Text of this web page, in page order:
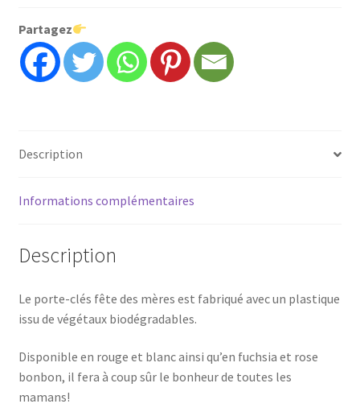
fête
des
mères
Partagez
Description
Informations complémentaires
Description
Le porte-clés fête des mères est fabriqué avec un plastique
issu de végétaux biodégradables.
Disponible en rouge et blanc ainsi qu’en fuchsia et rose
bonbon, il fera à coup sûr le bonheur de toutes les
mamans!